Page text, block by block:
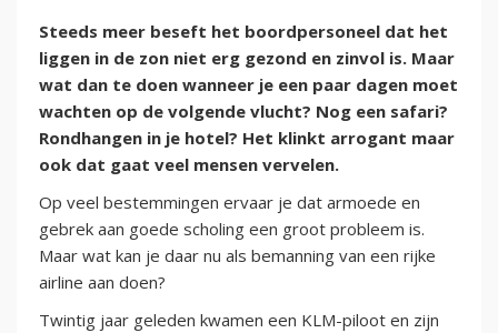
Steeds meer beseft het boordpersoneel dat het
liggen in de zon niet erg gezond en zinvol is. Maar
wat dan te doen wanneer je een paar dagen moet
wachten op de volgende vlucht? Nog een safari?
Rondhangen in je hotel? Het klinkt arrogant maar
ook dat gaat veel mensen vervelen.
Op veel bestemmingen ervaar je dat armoede en
gebrek aan goede scholing een groot probleem is.
Maar wat kan je daar nu als bemanning van een rijke
airline aan doen?
Twintig jaar geleden kwamen een KLM-piloot en zijn